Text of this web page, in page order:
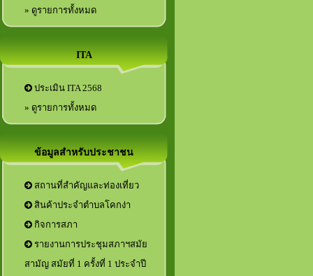
» ดูรายการทั้งหมด
ITA
ประเมิน ITA 2568
» ดูรายการทั้งหมด
ข้อมูลสำหรับประชาชน
สถานที่สำคัญและท่องเที่ยว
สินค้าประจำตำบลโคกง่า
กิจการสภา
รายงานการประชุมสภาฯสมัย
สามัญ สมัยที่ 1 ครั้งที่ 1 ประจำปี